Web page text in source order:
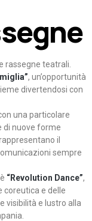
rassegne teatrali.
, un’opportunità
divertendosi con
una particolare
di nuove forme
il
sempre
“Revolution Dance”,
coreutica e delle
visibilità e lustro alla